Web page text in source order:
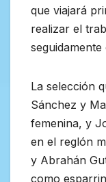
que viajará
realizar el
La selección
Sánchez y
femenina, y
en el reglón
y Abrahán
como